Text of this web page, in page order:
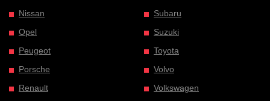
Nissan
Opel
Peugeot
Porsche
Renault
Subaru
Suzuki
Toyota
Volvo
Volkswagen